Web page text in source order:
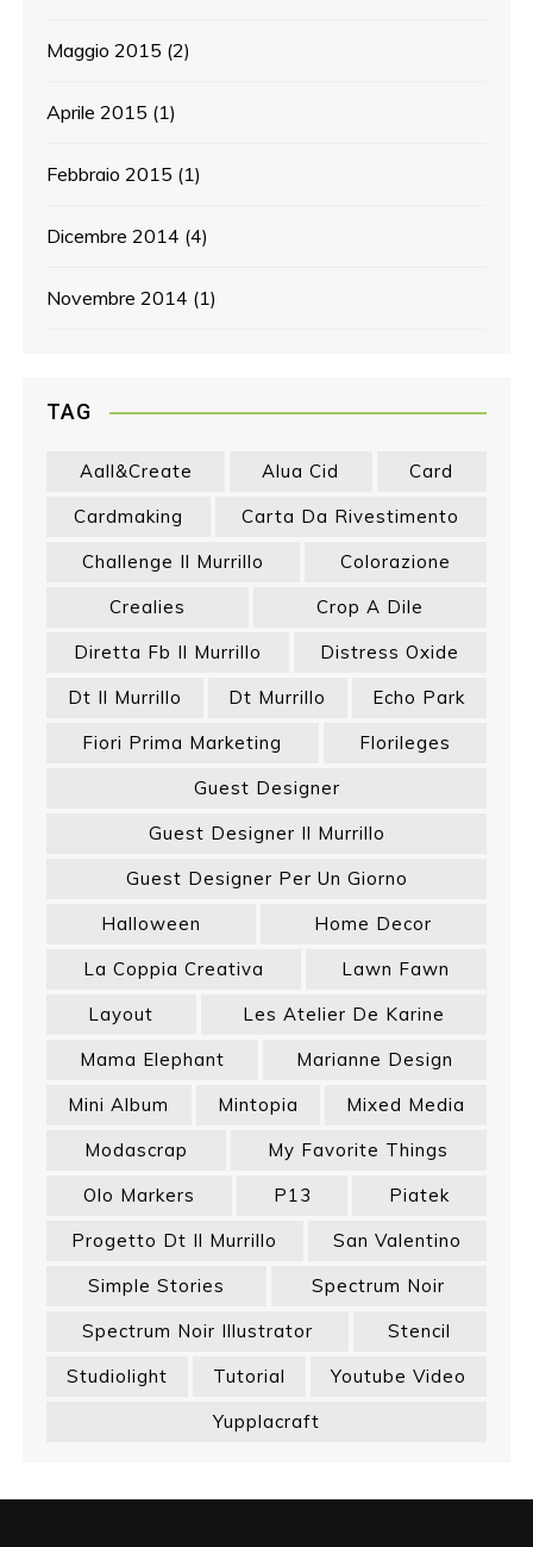
Maggio 2015 (2)
Aprile 2015 (1)
Febbraio 2015 (1)
Dicembre 2014 (4)
Novembre 2014 (1)
TAG
Aall&create Alua Cid
Card
Cardmaking
Carta Da Rivestimento
Challenge Il Murrillo
Colorazione
Crealies
Crop A Dile
Diretta Fb Il Murrillo
Distress Oxide
Dt Il Murrillo
Dt Murrillo
Echo Park
Fiori Prima Marketing
Florileges
Guest Designer
Guest Designer Il Murrillo
Guest Designer Per Un Giorno
Halloween
Home Decor
La Coppia Creativa
Lawn Fawn
Layout
Les Atelier De Karine
Mama Elephant
Marianne Design
Mini Album
Mintopia
Mixed Media
Modascrap
My Favorite Things
Olo Markers
P13
Piatek
Progetto Dt Il Murrillo
San Valentino
Simple Stories
Spectrum Noir
Spectrum Noir Illustrator
Stencil
Studiolight
Tutorial
Youtube Video
Yupplacraft